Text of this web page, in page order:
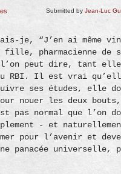
Submitted by Jean-Luc
je, “J’en ai même
fille, pharmacienne de
l’on peut dire, tant elle
RBI. Il est vrai
ses études, elle
nouer les deux
pas normal que l’on
- et
pour l’avenir et
panacée universelle,